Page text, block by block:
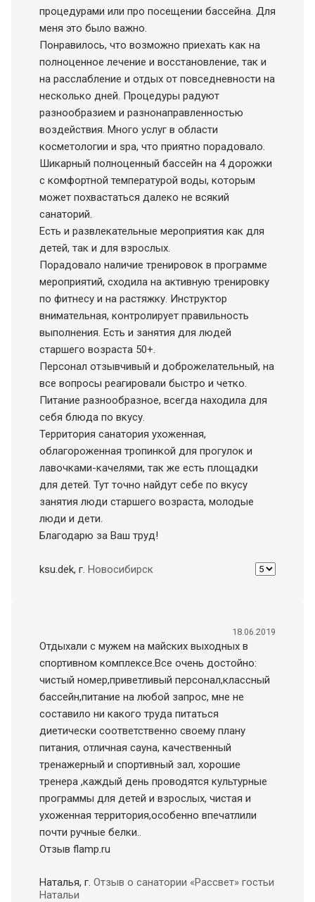
процедурами или про посещении бассейна. Для
меня это было важно.
Понравилось, что возможно приехать как на
полноценное лечение и восстановление, так и
на расслабление и отдых от повседневности на
несколько дней. Процедуры радуют
разнообразием и разнонаправленностью
воздействия. Много услуг в области
косметологии и spa, что приятно порадовало.
Шикарный полноценный бассейн на 4 дорожки
с комфортной температурой воды, которым
может похвастаться далеко не всякий
санаторий.
Есть и развлекательные мероприятия как для
детей, так и для взрослых.
Порадовало наличие тренировок в программе
мероприятий, сходила на активную тренировку
по фитнесу и на растяжку. Инструктор
внимательная, контролирует правильность
выполнения. Есть и занятия для людей
старшего возраста 50+.
Персонал отзывчивый и доброжелательный, на
все вопросы реагировали быстро и четко.
Питание разнообразное, всегда находила для
себя блюда по вкусу.
Территория санатория ухоженная,
облагороженная тропинкой для прогулок и
лавочками-качелями, так же есть площадки
для детей. Тут точно найдут себе по вкусу
занятия люди старшего возраста, молодые
люди и дети.
Благодарю за Ваш труд!
ksu.dek, г. Новосибирск
18.06.2019
Отдыхали с мужем на майских выходных в
спортивном комплексе.Все очень достойно:
чистый номер,приветливый персонал,классный
бассейн,питание на любой запрос, мне не
составило ни какого труда питаться
диетически соответственно своему плану
питания, отличная сауна, качественный
тренажерный и спортивный зал, хорошие
тренера ,каждый день проводятся культурные
программы для детей и взрослых, чистая и
ухоженная территория,особенно впечатлили
почти ручные белки..
Отзыв flamp.ru
Наталья, г. Отзыв о санатории «Рассвет» гостьи
Натальи